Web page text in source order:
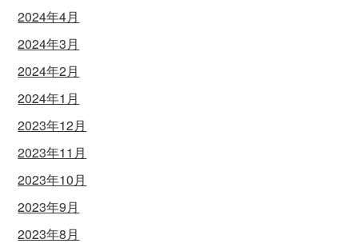
2024年4月
2024年3月
2024年2月
2024年1月
2023年12月
2023年11月
2023年10月
2023年9月
2023年8月